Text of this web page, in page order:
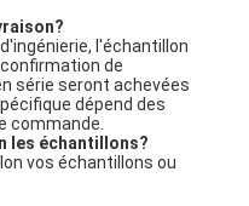
l'échantillon
de
série seront achevées
dépend des
commande.
les échantillons?
vos échantillons ou